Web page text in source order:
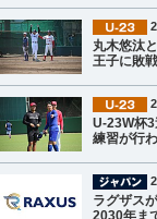
丸木悠汰
王子に敗戦
U-23W杯
練習が行
ラグザス
2030年ま